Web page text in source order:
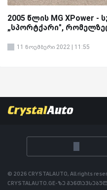
2005 წლის MG XPower -
„სპორტქარი",
11 ნოემბერი 2022 | 11:55
© 2026 CRYSTALAUTO, All rights
CRYSTALAUTO.GE-ზე